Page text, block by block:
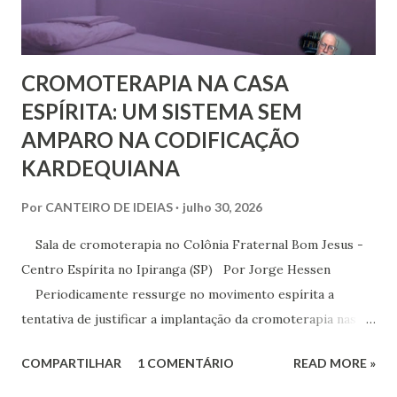
e amoroso, não era de ...
CROMOTERAPIA NA CASA
ESPÍRITA: UM SISTEMA SEM
AMPARO NA CODIFICAÇÃO
KARDEQUIANA
Por CANTEIRO DE IDEIAS julho 30, 2026
Sala de cromoterapia no Colônia Fraternal Bom Jesus -
Centro Espírita no Ipiranga (SP) Por Jorge Hessen
Periodicamente ressurge no movimento espírita a
tentativa de justificar a implantação da cromoterapia nas
Joanna de Ângelis, especialmente na obra Plenitude .
COMPARTILHAR 1 COMENTÁRIO READ MORE »